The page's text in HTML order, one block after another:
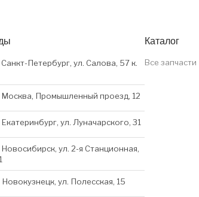
Санкт-Петербург, ул. Салова, 57 к.
Москва, Промышленный проезд, 12
Екатеринбург, ул. Луначарского, 31
Новосибирск, ул. 2-я Станционная,
Новокузнецк, ул. Полесская, 15
Каталог
Все запчасти